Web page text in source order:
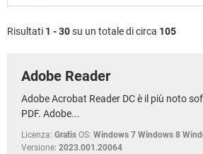
TIKTOK
HARDWARE
Risultati 1 - 30su un totale di circa 105
Adobe Reader
Adobe Acrobat Reader DC è il più noto
PDF. Adobe...
Licenza: Gratis OS: Windows 7 Windows 8
Versione: 2023.001.20064